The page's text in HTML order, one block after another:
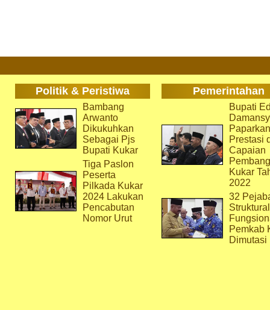
Politik & Peristiwa Pemerintahan
Bambang
Arwanto
Dikukuhkan
Sebagai Pjs
Bupati Kukar
Tiga Paslon
Peserta
Pilkada Kukar
2024 Lakukan
Pencabutan
Nomor Urut
Bupati
Paparkan
Prestasi
Capaian
Kukar
2022
32
Pemkab
Dimutasi